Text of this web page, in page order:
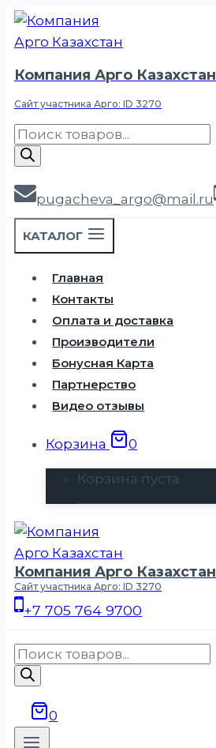
Перейти
Компания Арго Казахстан
Сайт участника Арго: ID 3270
Поиск
товаров
pugacheva_argo@mail.ru
КАТАЛОГ
Главная
Контакты
Оплата и доставка
Производители
Бонусная Карта
Партнерство
Видео отзывы
Корзина 0
Корзина пуста.
Компания Арго Казахстан
Сайт участника Арго: ID 3270
+7 705 764 9700
Поиск
товаров
0